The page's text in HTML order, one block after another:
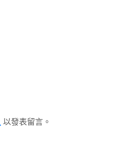
以發表留言。